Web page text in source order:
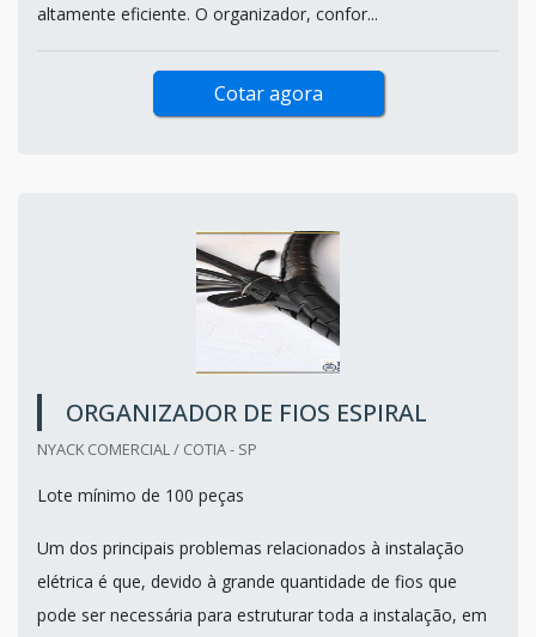
altamente eficiente. O organizador, confor...
Cotar agora
ORGANIZADOR DE FIOS ESPIRAL
NYACK COMERCIAL / COTIA - SP
Lote mínimo de 100 peças
Um dos principais problemas relacionados à instalação
elétrica é que, devido à grande quantidade de fios que
pode ser necessária para estruturar toda a instalação, em